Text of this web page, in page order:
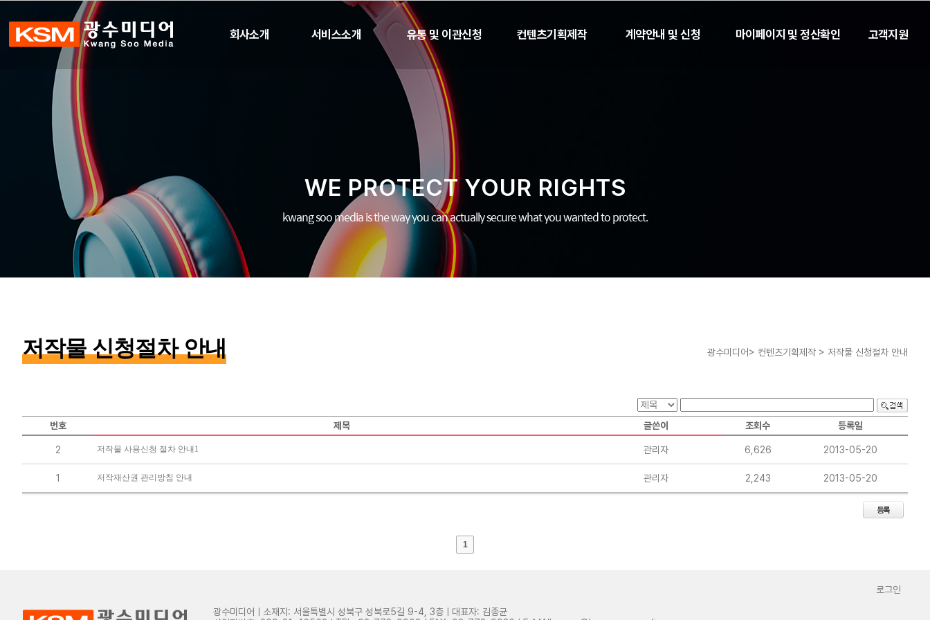
회사소개 서비스소개 유통 및 이관신청 컨텐츠기획제작 계약안내 및 신청 마이페이지 및 정산확인 고객지원
WE PROTECT YOUR RIGHTS
kwang soo media is the way you can actually secure what you wanted to protect.
저작물 신청절차 안내 광수미디어> 컨텐츠기획제작 > 저작물 신청절차 안내
번호 제목 글쓴이 조회수 등록일
2 저작물 사용신청 절차 안내1 관리자 6,626 2013-05-20
1 저작재산권 관리방침 안내 관리자 2,243 2013-05-20
1
로그인
광수미디어ㅣ소재지: 서울특별시 성북구 성북로5길 9-4, 3층ㅣ대표자: 김종균